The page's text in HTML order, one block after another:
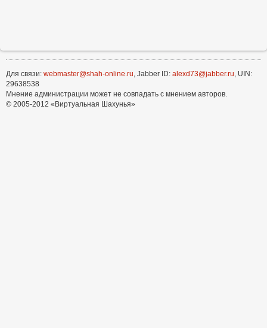
Для связи: webmaster@shah-online.ru, Jabber ID: alexd73@jabber.ru, UIN:
29638538
Мнение администрации может не совпадать с мнением авторов.
© 2005-2012 «Виртуальная Шахунья»